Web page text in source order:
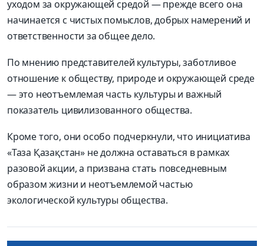
уходом за окружающей средой — прежде всего она
начинается с чистых помыслов, добрых намерений и
ответственности за общее дело.
По мнению представителей культуры, заботливое
отношение к обществу, природе и окружающей среде
— это неотъемлемая часть культуры и важный
показатель цивилизованного общества.
Кроме того, они особо подчеркнули, что инициатива
«Таза Қазақстан» не должна оставаться в рамках
разовой акции, а призвана стать повседневным
образом жизни и неотъемлемой частью
экологической культуры общества.